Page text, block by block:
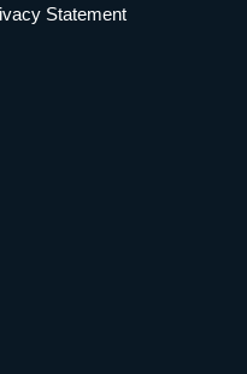
Statement